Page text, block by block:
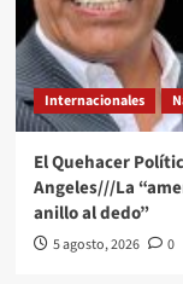
Internacionales
El Quehacer
Angeles///La
anillo al dedo”
5 agosto, 2026 0